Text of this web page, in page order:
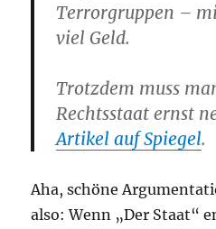
Terrorgruppen –
viel Geld.
Trotzdem muss
Rechtsstaat ernst
Artikel auf Spiegel.
Aha, schöne
also: Wenn „Der Staat“